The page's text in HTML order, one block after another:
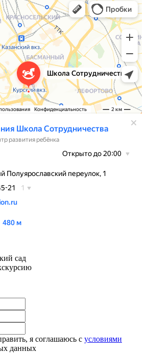
сад
я соглашаюсь с условиями
данных